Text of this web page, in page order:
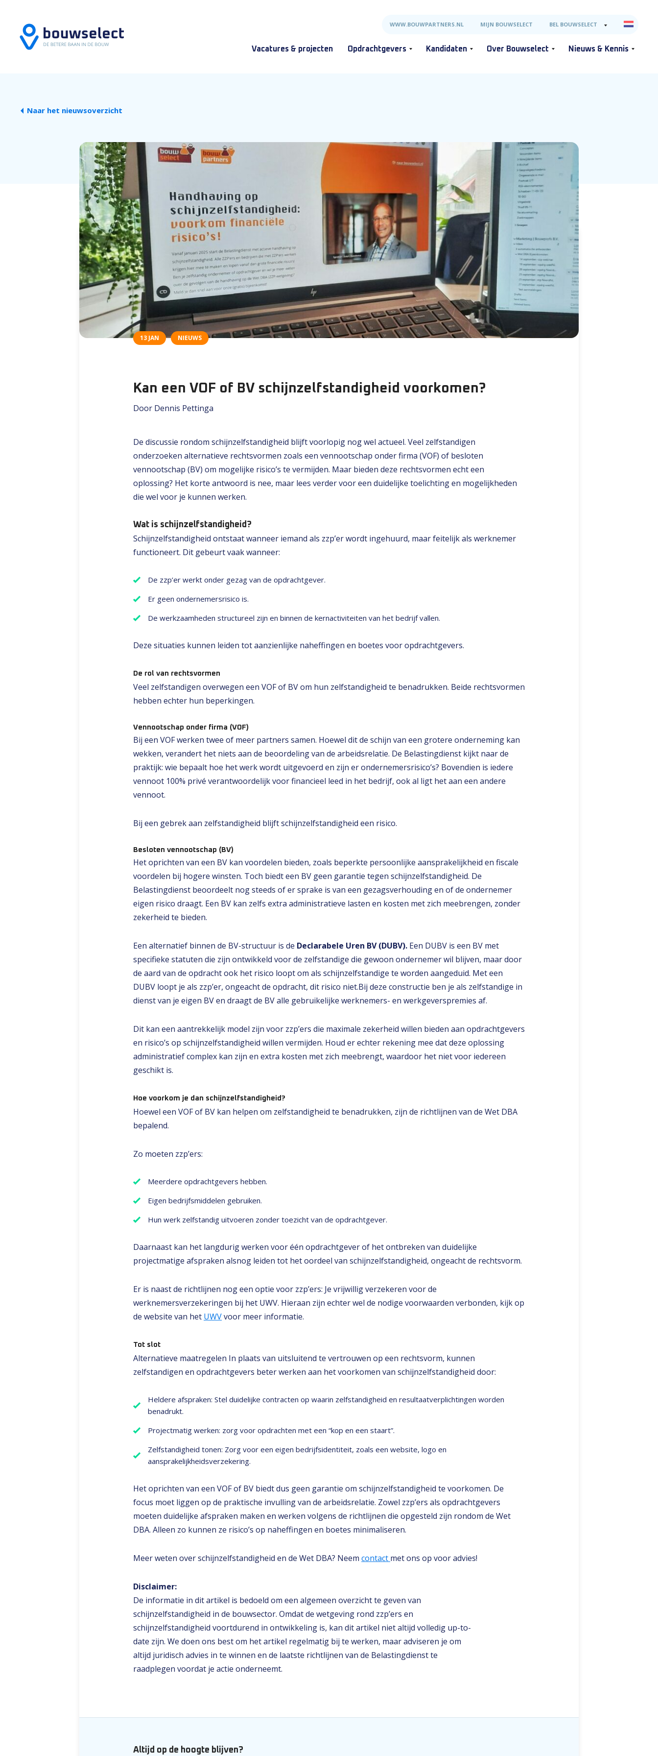
WWW.BOUWPARTNERS.NL MIJN BOUWSELECT BEL BOUWSELECT
Vacatures & projecten Opdrachtgevers Kandidaten Over Bouwselect Nieuws & Kennis
Naar het nieuwsoverzicht
13 JAN NIEUWS
Kan een VOF of BV schijnzelfstandigheid voorkomen?
Door Dennis Pettinga
De discussie rondom schijnzelfstandigheid blijft voorlopig nog wel actueel. Veel zelfstandigen
onderzoeken alternatieve rechtsvormen zoals een vennootschap onder firma (VOF) of besloten
vennootschap (BV) om mogelijke risico’s te vermijden. Maar bieden deze rechtsvormen echt een
oplossing? Het korte antwoord is nee, maar lees verder voor een duidelijke toelichting en mogelijkheden
die wel voor je kunnen werken.
Wat is schijnzelfstandigheid?
Schijnzelfstandigheid ontstaat wanneer iemand als zzp’er wordt ingehuurd, maar feitelijk als werknemer
functioneert. Dit gebeurt vaak wanneer:
De zzp’er werkt onder gezag van de opdrachtgever.
Er geen ondernemersrisico is.
De werkzaamheden structureel zijn en binnen de kernactiviteiten van het bedrijf vallen​​​.
Deze situaties kunnen leiden tot aanzienlijke naheffingen en boetes voor opdrachtgevers​.
De rol van rechtsvormen
Veel zelfstandigen overwegen een VOF of BV om hun zelfstandigheid te benadrukken. Beide rechtsvormen
hebben echter hun beperkingen.
Vennootschap onder firma (VOF)
Bij een VOF werken twee of meer partners samen. Hoewel dit de schijn van een grotere onderneming kan
wekken, verandert het niets aan de beoordeling van de arbeidsrelatie. De Belastingdienst kijkt naar de
praktijk: wie bepaalt hoe het werk wordt uitgevoerd en zijn er ondernemersrisico’s? Bovendien is iedere
vennoot 100% privé verantwoordelijk voor financieel leed in het bedrijf, ook al ligt het aan een andere
vennoot.
Bij een gebrek aan zelfstandigheid blijft schijnzelfstandigheid een risico​.
Besloten vennootschap (BV)
Het oprichten van een BV kan voordelen bieden, zoals beperkte persoonlijke aansprakelijkheid en fiscale
voordelen bij hogere winsten. Toch biedt een BV geen garantie tegen schijnzelfstandigheid. De
Belastingdienst beoordeelt nog steeds of er sprake is van een gezagsverhouding en of de ondernemer
eigen risico draagt. Een BV kan zelfs extra administratieve lasten en kosten met zich meebrengen, zonder
zekerheid te bieden​​.
Een alternatief binnen de BV-structuur is de Declarabele Uren BV (DUBV). Een DUBV is een BV met
specifieke statuten die zijn ontwikkeld voor de zelfstandige die gewoon ondernemer wil blijven, maar door
de aard van de opdracht ook het risico loopt om als schijnzelfstandige te worden aangeduid. Met een
DUBV loopt je als zzp’er, ongeacht de opdracht, dit risico niet.Bij deze constructie ben je als zelfstandige in
dienst van je eigen BV en draagt de BV alle gebruikelijke werknemers- en werkgeverspremies af.
Dit kan een aantrekkelijk model zijn voor zzp’ers die maximale zekerheid willen bieden aan opdrachtgevers
en risico’s op schijnzelfstandigheid willen vermijden. Houd er echter rekening mee dat deze oplossing
administratief complex kan zijn en extra kosten met zich meebrengt, waardoor het niet voor iedereen
geschikt is.
Hoe voorkom je dan schijnzelfstandigheid?
Hoewel een VOF of BV kan helpen om zelfstandigheid te benadrukken, zijn de richtlijnen van de Wet DBA
bepalend.
Zo moeten zzp’ers:
Meerdere opdrachtgevers hebben.
Eigen bedrijfsmiddelen gebruiken.
Hun werk zelfstandig uitvoeren zonder toezicht van de opdrachtgever​​.
Daarnaast kan het langdurig werken voor één opdrachtgever of het ontbreken van duidelijke
projectmatige afspraken alsnog leiden tot het oordeel van schijnzelfstandigheid, ongeacht de rechtsvorm​​.
Er is naast de richtlijnen nog een optie voor zzp’ers: Je vrijwillig verzekeren voor de
werknemersverzekeringen bij het UWV. Hieraan zijn echter wel de nodige voorwaarden verbonden, kijk op
de website van het UWVvoor meer informatie.
Tot slot
Alternatieve maatregelen In plaats van uitsluitend te vertrouwen op een rechtsvorm, kunnen
zelfstandigen en opdrachtgevers beter werken aan het voorkomen van schijnzelfstandigheid door:
Heldere afspraken: Stel duidelijke contracten op waarin zelfstandigheid en resultaatverplichtingen worden
benadrukt.
Projectmatig werken: zorg voor opdrachten met een “kop en een staart”.
Zelfstandigheid tonen: Zorg voor een eigen bedrijfsidentiteit, zoals een website, logo en
aansprakelijkheidsverzekering​​.
Het oprichten van een VOF of BV biedt dus geen garantie om schijnzelfstandigheid te voorkomen. De
focus moet liggen op de praktische invulling van de arbeidsrelatie. Zowel zzp’ers als opdrachtgevers
moeten duidelijke afspraken maken en werken volgens de richtlijnen die opgesteld zijn rondom de Wet
DBA. Alleen zo kunnen ze risico’s op naheffingen en boetes minimaliseren.
Meer weten over schijnzelfstandigheid en de Wet DBA? Neem contact met ons op voor advies!
Disclaimer:
De informatie in dit artikel is bedoeld om een algemeen overzicht te geven van
schijnzelfstandigheid in de bouwsector. Omdat de wetgeving rond zzp’ers en
schijnzelfstandigheid voortdurend in ontwikkeling is, kan dit artikel niet altijd volledig up-to-
date zijn. We doen ons best om het artikel regelmatig bij te werken, maar adviseren je om
altijd juridisch advies in te winnen en de laatste richtlijnen van de Belastingdienst te
raadplegen voordat je actie onderneemt.
Altijd op de hoogte blijven?